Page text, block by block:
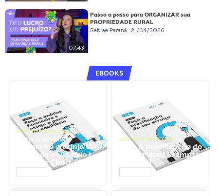
07:43
Passo a passo para ORGANIZAR sua
PROPRIEDADE RURAL
Sebrae Paraná 21/04/2026
EBOOKS
GESTÃO FINANCEIRA
Faça a análise
financeira e atinja o
ponto de equilíbrio |
Prompts ChatGPT
GESTÃO FINANCEIRA
Faça a precificação do
seu serviço | Prompts
ChatGPT